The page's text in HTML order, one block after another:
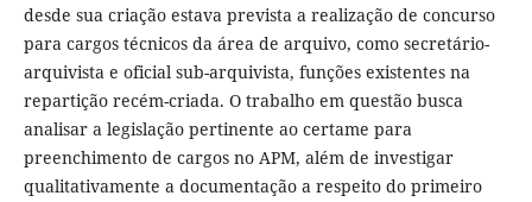
desde sua criação estava prevista a realização de concurso
para cargos técnicos da área de arquivo, como secretário-
arquivista e oficial sub-arquivista, funções existentes na
repartição recém-criada. O trabalho em questão busca
analisar a legislação pertinente ao certame para
preenchimento de cargos no APM, além de investigar
qualitativamente a documentação a respeito do primeiro